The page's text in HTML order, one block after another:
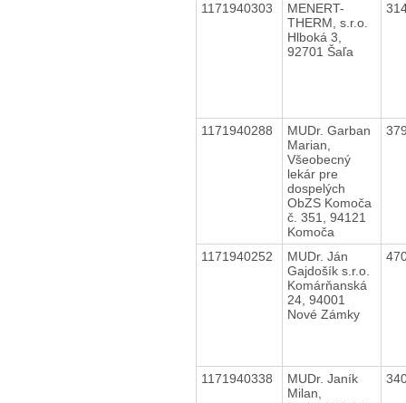
1171940303
MENERT-
THERM, s.r.o.
Hlboká 3,
92701 Šaľa
1171940288
MUDr. Garban
Marian,
Všeobecný
lekár pre
dospelých
ObZS Komoča
č. 351, 94121
Komoča
1171940252
MUDr. Ján
Gajdošík s.r.o.
Komárňanská
24, 94001
Nové Zámky
1171940338
MUDr. Janík
Milan,